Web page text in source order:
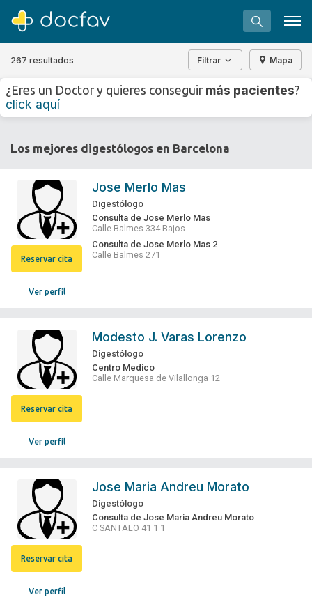
Software para clínicas
¿Eres un doctor?
267 resultados Filtrar Mapa
¿Eres un Doctor y quieres conseguir más pacientes?
click aquí
Los mejores digestólogos en Barcelona
Ver perfil
Reservar cita
Jose Merlo Mas
Digestólogo
Consulta de Jose Merlo Mas
Calle Balmes 334 Bajos
Consulta de Jose Merlo Mas 2
Calle Balmes 271
Ver perfil
Reservar cita
Modesto J. Varas Lorenzo
Digestólogo
Centro Medico
Calle Marquesa de Vilallonga 12
Ver perfil
Reservar cita
Jose Maria Andreu Morato
Digestólogo
Consulta de Jose Maria Andreu Morato
C SANTALO 41 1 1
+ −
⇧
»
©OpenStreetMapcontributors.